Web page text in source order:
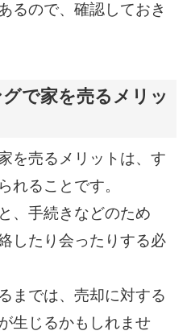
るので、確認しておき
で家を売るメリッ
を売るメリットは、す
れることです。
、手続きなどのため
したり会ったりする必
までは、売却に対する
生じるかもしれませ